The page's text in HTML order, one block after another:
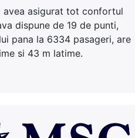
avea asigurat tot confortul
dispune de 19 de punti,
pana la 6334 pasageri, are
si 43 m latime.